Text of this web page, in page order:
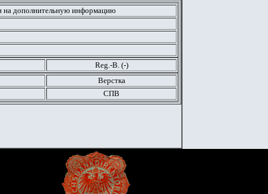
на дополнительную информацию
Reg.-B. (-)
Верстка
СПВ